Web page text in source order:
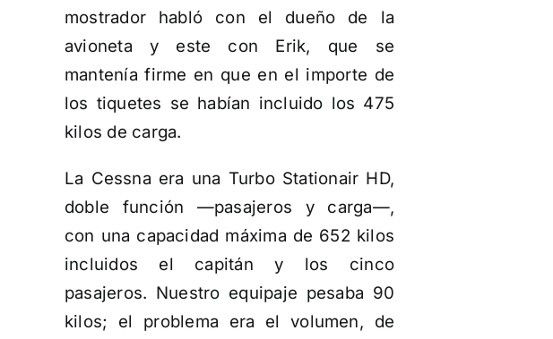
mostrador habló con el dueño de la
avioneta y este con Erik, que se
mantenía firme en que en el importe de
los tiquetes se habían incluido los 475
kilos de carga.
La Cessna era una Turbo Stationair HD,
doble función —pasajeros y carga—,
con una capacidad máxima de 652 kilos
incluidos el capitán y los cinco
pasajeros. Nuestro equipaje pesaba 90
kilos; el problema era el volumen, de